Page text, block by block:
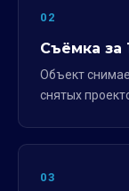
02
Съёмка за
Объект
снятых
03